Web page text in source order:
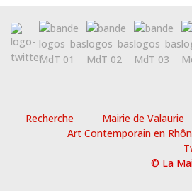
Recherche Mairie de Valaurie
Art Contemporain en
© La